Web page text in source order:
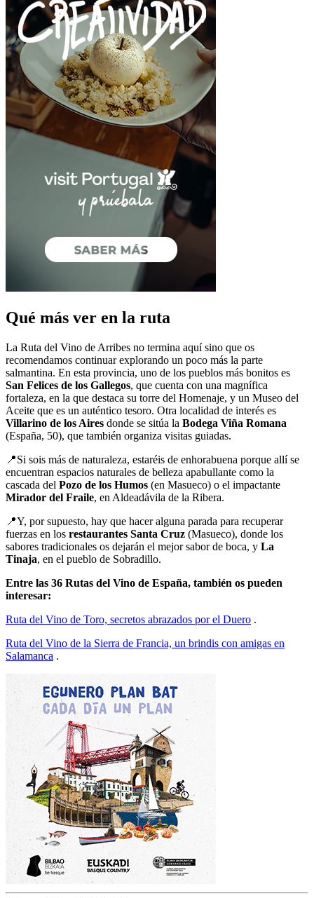
Qué más ver en la ruta
La Ruta del Vino de Arribes no termina aquí sino que os
recomendamos continuar explorando un poco más la parte
salmantina. En esta provincia, uno de los pueblos más bonitos es
San Felices de los Gallegos, que cuenta con una magnífica
fortaleza, en la que destaca su torre del Homenaje, y un Museo del
Aceite que es un auténtico tesoro. Otra localidad de interés es
Villarino de los Aires donde se sitúa la Bodega Viña Romana
(España, 50), que también organiza visitas guiadas.
📍Si sois más de naturaleza, estaréis de enhorabuena porque allí se
encuentran espacios naturales de belleza apabullante como la
cascada del Pozo de los Humos (en Masueco) o el impactante
Mirador del Fraile, en Aldeadávila de la Ribera.
📍Y, por supuesto, hay que hacer alguna parada para recuperar
fuerzas en los restaurantes Santa Cruz (Masueco), donde los
sabores tradicionales os dejarán el mejor sabor de boca, y La
Tinaja, en el pueblo de Sobradillo.
Entre las 36 Rutas del Vino de España, también os pueden
interesar:
Ruta del Vino de Toro, secretos abrazados por el Duero .
Ruta del Vino de la Sierra de Francia, un brindis con amigas en
Salamanca .